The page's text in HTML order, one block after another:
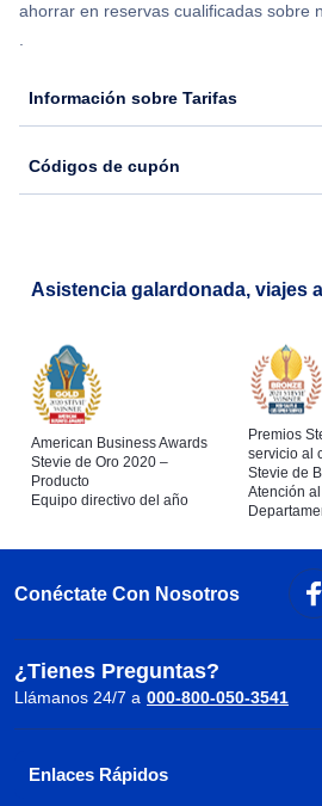
ahorrar en reservas cualificadas sobre
.
Información sobre Tarifas
Códigos de cupón
Asistencia galardonada, viajes
American Business Awards
Stevie de Oro 2020 –
Producto
Equipo directivo del año
Premios
servicio al
Stevie de
Atención
Conéctate Con Nosotros
¿Tienes Preguntas?
Llámanos 24/7 a 000-800-050-3541
Enlaces Rápidos